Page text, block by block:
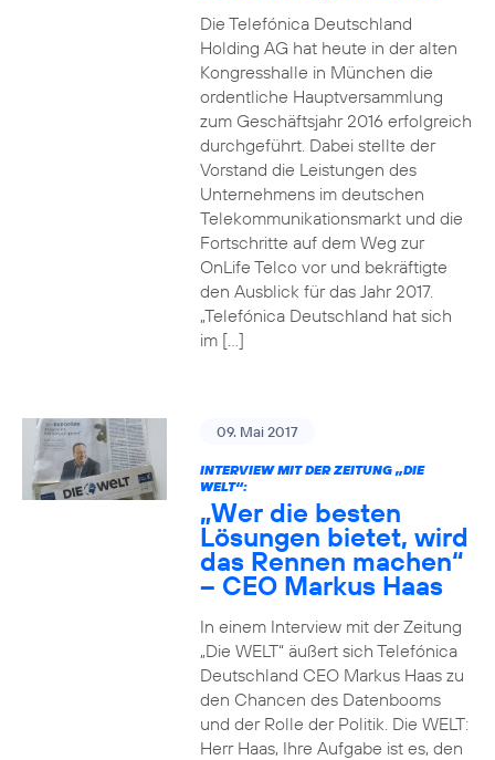
Die Telefónica Deutschland
Holding AG hat heute in der alten
Kongresshalle in München die
ordentliche Hauptversammlung
zum Geschäftsjahr 2016 erfolgreich
durchgeführt. Dabei stellte der
Vorstand die Leistungen des
Unternehmens im deutschen
Telekommunikationsmarkt und die
Fortschritte auf dem Weg zur
OnLife Telco vor und bekräftigte
den Ausblick für das Jahr 2017.
„Telefónica Deutschland hat sich
im […]
09. Mai 2017
INTERVIEW MIT DER ZEITUNG „DIE
WELT“:
„Wer die besten
Lösungen bietet, wird
das Rennen machen“
– CEO Markus Haas
In einem Interview mit der Zeitung
„Die WELT“ äußert sich Telefónica
Deutschland CEO Markus Haas zu
den Chancen des Datenbooms
und der Rolle der Politik. Die WELT:
Herr Haas, Ihre Aufgabe ist es, den